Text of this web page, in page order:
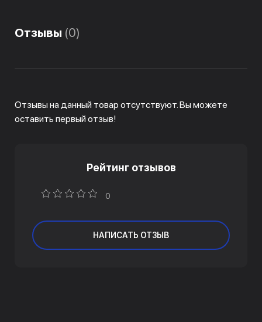
Отзывы (0)
Отзывы на данный товар отсутствуют. Вы можете
оставить первый отзыв!
Рейтинг отзывов
0
НАПИСАТЬ ОТЗЫВ